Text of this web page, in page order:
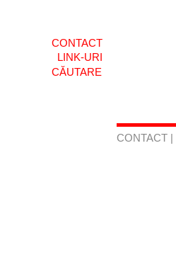
CONTACT
LINK-URI
CONTACT |